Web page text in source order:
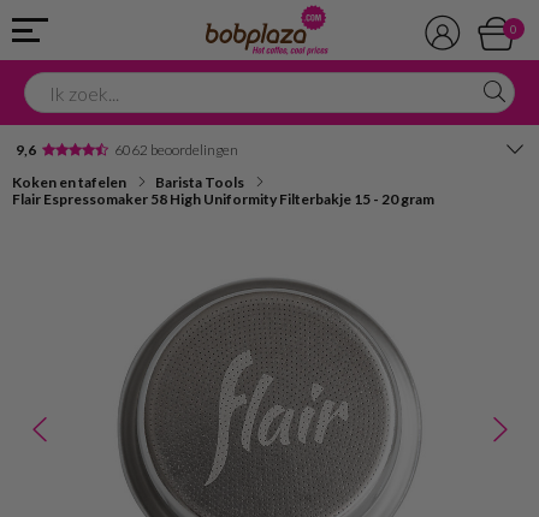
0
9,6 6062 beoordelingen
Avondbezorging
Koken en tafelen
Barista Tools
Flair Espressomaker 58 High Uniformity Filterbakje 15 - 20 gram